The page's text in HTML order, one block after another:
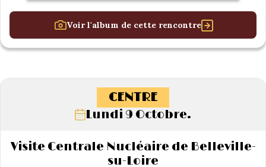
Voir l'album de cette rencontre
CENTRE
Lundi 9 Octobre.
Visite Centrale Nucléaire de Belleville-
su-Loire